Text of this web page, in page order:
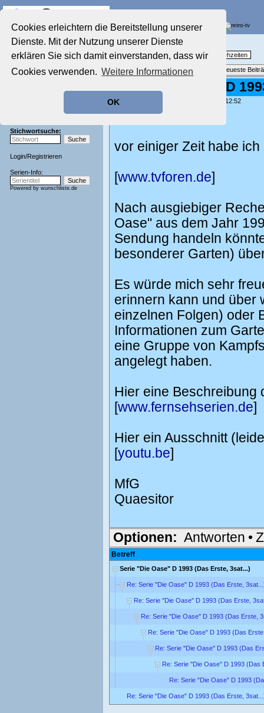
Cookies erleichtern die Bereitstellung unserer
Dienste. Mit der Nutzung unserer Dienste
erklären Sie sich damit einverstanden, dass wir
Cookies verwenden. Weitere Informationen
OK
Startseite
Aktuelles Forum
Film-Forum
Zeichentrick-Forum
Stichwortsuche:
Login/Registrieren
Serien-Info:
Powered by wunschliste.de
Nostalgieecke
TV-Erinnerungen an gute, alte Fernsehzeiten
Themenübersicht • Neues Thema Neueste
Serie "Die Oase" D
geschrieben von: , 10.06.20 12:52
Hallo zusammen,
vor einiger Zeit habe
[www.tvforen.de]
Nach ausgiebiger
Oase" aus dem Jahr
Sendung handeln
besonderer Garten)
Es würde mich sehr
erinnern kann und über
einzelnen Folgen) oder
Informationen zum
eine Gruppe von
angelegt haben.
Hier eine Beschreibung
[www.fernsehserien.de]
Hier ein Ausschnitt
[youtu.be]
MfG
Quaesitor
Optionen: Antworten •
Betreff
Serie "Die Oase" D 1993 (Das Erste, 3sat...)
Re: Serie "Die Oase" D 1993 (Das Erste,
Re: Serie "Die Oase" D 1993 (Das Erste,
Re: Serie "Die Oase" D 1993 (Das Erste,
Re: Serie "Die Oase" D 1993 (Das
Re: Serie "Die Oase" D 1993 (Das
Re: Serie "Die Oase" D 1993 (Das
Re: Serie "Die Oase" D 1993
Re: Serie "Die Oase" D 1993 (Das Erste,